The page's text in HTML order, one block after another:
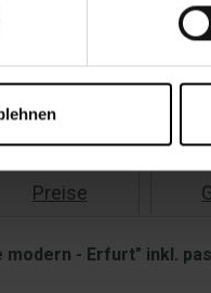
Preise
- Erfurt" inkl.